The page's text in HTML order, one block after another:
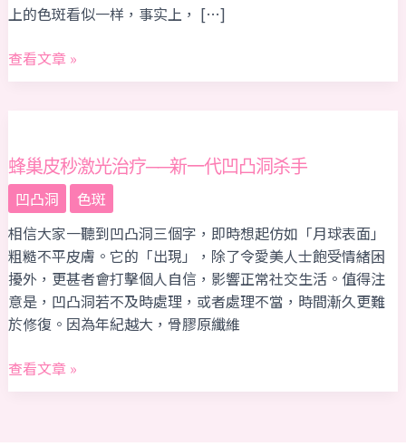
上的色斑看似一样，事实上， […]
境
彻
底
斑
攻
略
查看文章 »
蜂巢皮秒激光治疗──新一代凹凸洞杀手
凹凸洞
色斑
相信大家一聽到凹凸洞三個字，即時想起仿如「月球表面」
粗糙不平皮膚。它的「出現」，除了令愛美人士飽受情緒困
擾外，更甚者會打擊個人自信，影響正常社交生活。值得注
意是，凹凸洞若不及時處理，或者處理不當，時間漸久更難
於修復。因為年紀越大，骨膠原纖維
皮
秒
激
光
治
疗
──
新
代
凹
查看文章 »